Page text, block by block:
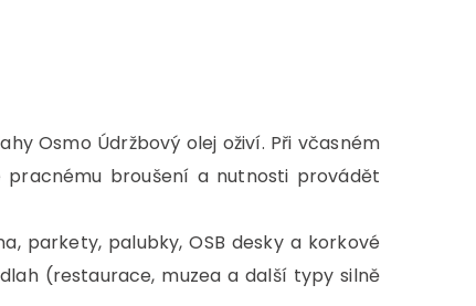
Osmo Údržbový olej oživí. Při včasném
broušení a nutnosti provádět
parkety, palubky, OSB desky a korkové
(restaurace, muzea a další typy silně